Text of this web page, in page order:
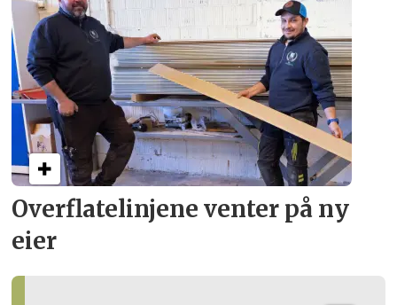
Overflate­linjene venter på ny
eier